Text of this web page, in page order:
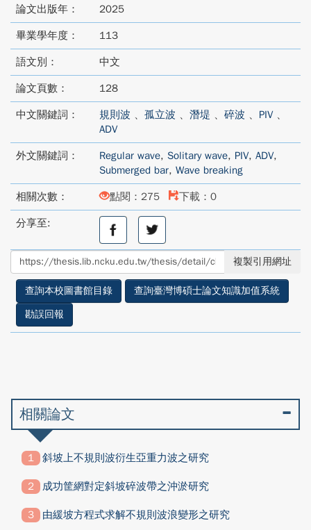
論文出版年： 2025
畢業學年度： 113
語文別： 中文
論文頁數： 128
中文關鍵詞： 規則波 、 孤立波 、 潛堤 、 碎波 、 PIV 、
ADV
外文關鍵詞： Regular wave, Solitary wave, PIV, ADV,
Submerged bar, Wave breaking
相關次數： 點閱：275 下載：0
分享至:
分
至
facebook
分
享
至
twitter
複製引用網址
查詢本校圖書館目錄
查詢臺灣博碩士論文知識加值系統
勘誤回報
相關論文
斜坡上不規則波衍生亞重力波之研究
成功筐網對定斜坡碎波帶之沖淤研究
由緩坡方程式求解不規則波浪變形之研究